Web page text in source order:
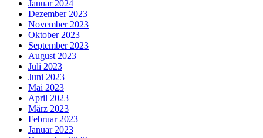
Januar 2024
Dezember 2023
November 2023
Oktober 2023
September 2023
August 2023
Juli 2023
Juni 2023
Mai 2023
April 2023
März 2023
Februar 2023
Januar 2023